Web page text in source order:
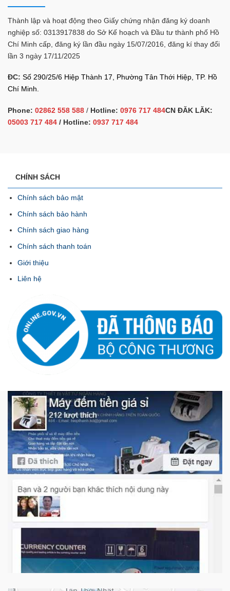
Thành lập và hoạt động theo Giấy chứng nhận đăng ký doanh
nghiệp số: 0313917838 do Sở Kế hoạch và Đầu tư thành phố Hồ
Chí Minh cấp, đăng ký lần đầu ngày 15/07/2016, đăng kí thay đổi
lần 3 ngày 17/11/2025
ĐC: Số 290/25/6 Hiệp Thành 17, Phường Tân Thới Hiệp, TP. Hồ
Chí Minh.
Phone: 02862 558 588 / Hotline: 0976 717 484CN ĐĂK LĂK:
05003 717 484 / Hotline: 0937 717 484
CHÍNH SÁCH
Chính sách bảo mật
Chính sách bảo hành
Chính sách giao hàng
Chính sách thanh toán
Giới thiệu
Liên hệ